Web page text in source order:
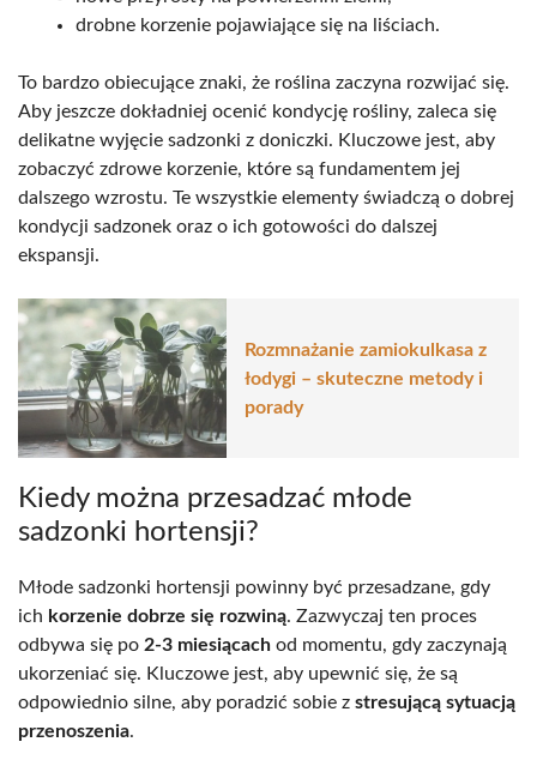
drobne korzenie pojawiające się na liściach.
To bardzo obiecujące znaki, że roślina zaczyna rozwijać się.
Aby jeszcze dokładniej ocenić kondycję rośliny, zaleca się
delikatne wyjęcie sadzonki z doniczki. Kluczowe jest, aby
zobaczyć zdrowe korzenie, które są fundamentem jej
dalszego wzrostu. Te wszystkie elementy świadczą o dobrej
kondycji sadzonek oraz o ich gotowości do dalszej
ekspansji.
Rozmnażanie zamiokulkasa z
łodygi – skuteczne metody i
porady
Kiedy można przesadzać młode
sadzonki hortensji?
Młode sadzonki hortensji powinny być przesadzane, gdy
ich korzenie dobrze się rozwiną. Zazwyczaj ten proces
odbywa się po 2-3 miesiącach od momentu, gdy zaczynają
ukorzeniać się. Kluczowe jest, aby upewnić się, że są
odpowiednio silne, aby poradzić sobie z stresującą sytuacją
przenoszenia.